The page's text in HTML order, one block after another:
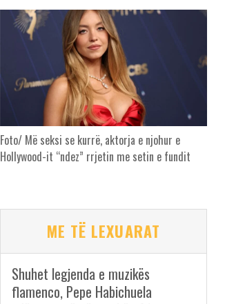
Foto/ Më seksi se kurrë, aktorja e njohur e
Hollywood-it “ndez” rrjetin me setin e fundit
ME TË LEXUARAT
Shuhet legjenda e muzikës
flamenco, Pepe Habichuela